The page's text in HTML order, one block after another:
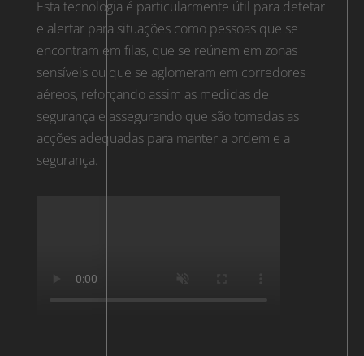
Esta tecnologia é particularmente útil para detetar
e alertar para situações como pessoas que se
encontram em filas, que se reúnem em zonas
sensíveis ou que se aglomeram em corredores
aéreos, reforçando assim as medidas de
segurança e assegurando que são tomadas as
acções adequadas para manter a ordem e a
segurança.